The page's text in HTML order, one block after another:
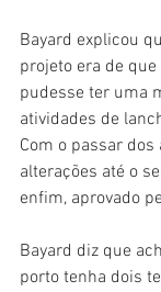
Bayard explicou
projeto era de
pudesse ter uma
atividades de
Com o passar
alterações até o
enfim, aprovado
Bayard diz que
porto tenha dois